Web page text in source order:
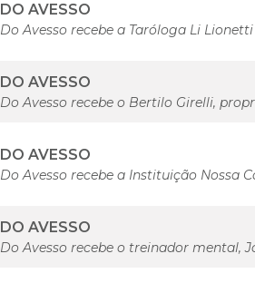
DO AVESSO
Do Avesso recebe a Taróloga Li Lionetti
DO AVESSO
Do Avesso recebe o Bertilo Girelli,
DO AVESSO
Do Avesso recebe a Instituição Nossa
DO AVESSO
Do Avesso recebe o treinador mental,